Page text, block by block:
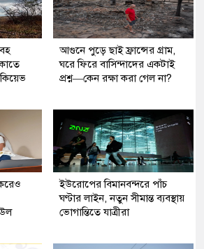
আগুনে পুড়ে ছাই ফ্রান্সের গ্রাম,
ঘরে ফিরে বাসিন্দাদের একটাই
প্রশ্ন—কেন রক্ষা করা গেল না?
ইউরোপের বিমানবন্দরে পাঁচ
ঘণ্টার লাইন, নতুন সীমান্ত ব্যবস্থায়
ভোগান্তিতে যাত্রীরা